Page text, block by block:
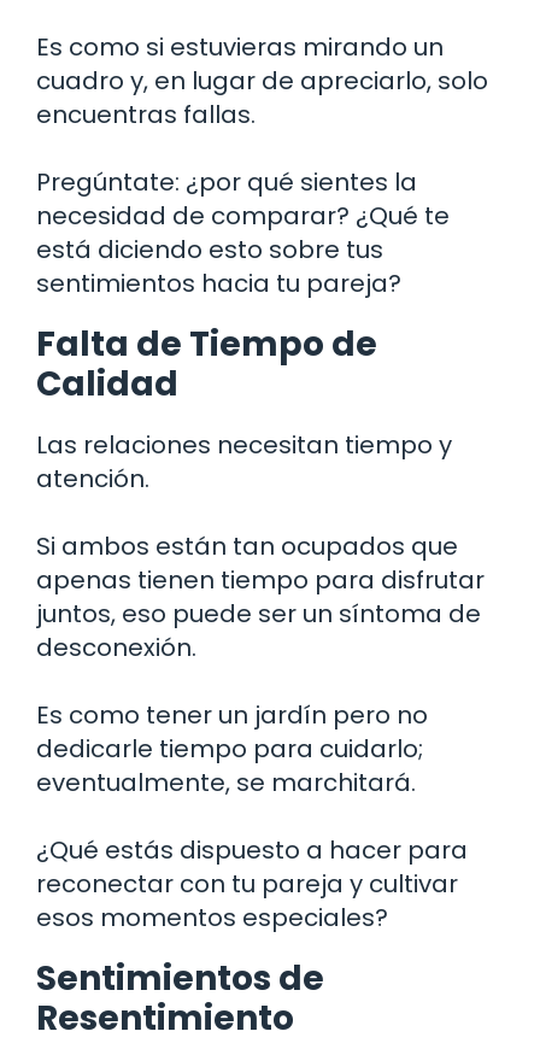
Es como si estuvieras mirando un
cuadro y, en lugar de apreciarlo, solo
encuentras fallas.
Pregúntate: ¿por qué sientes la
necesidad de comparar? ¿Qué te
está diciendo esto sobre tus
sentimientos hacia tu pareja?
Falta de Tiempo de
Calidad
Las relaciones necesitan tiempo y
atención.
Si ambos están tan ocupados que
apenas tienen tiempo para disfrutar
juntos, eso puede ser un síntoma de
desconexión.
Es como tener un jardín pero no
dedicarle tiempo para cuidarlo;
eventualmente, se marchitará.
¿Qué estás dispuesto a hacer para
reconectar con tu pareja y cultivar
esos momentos especiales?
Sentimientos de
Resentimiento